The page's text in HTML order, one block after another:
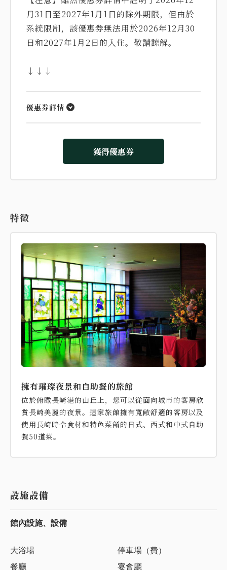
月31日至2027年1月1日的除外期限，但由於
系統限制，該優惠券無法用於2026年12月30
日和2027年1月2日的入住。敬請諒解。
↓↓↓
優惠券詳情
獲得優惠券
特徵
擁有璀璨夜景和自助餐的旅館
位於俯瞰長崎港的山丘上，您可以從面向城市的客房欣
賞長崎美麗的夜景。這家旅館擁有寬敞舒適的客房以及
使用長崎時令食材和特色菜餚的日式、西式和中式自助
餐50道菜。
設施設備
館內設施、設備
大浴場
停車場（費）
餐廳
宴會廳